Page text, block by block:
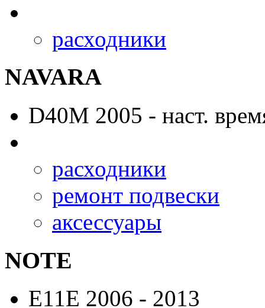
расходники
NAVARA
D40M 2005 - наст.
расходники
ремонт подвески
аксессуары
NOTE
E11E 2006 - 2013